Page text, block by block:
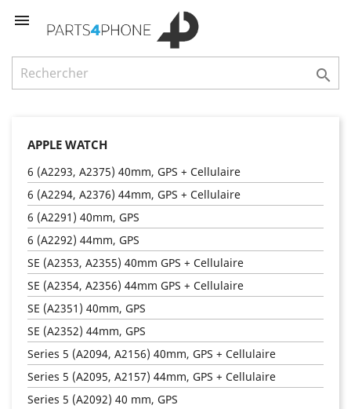


APPLE WATCH
6 (A2293, A2375) 40mm, GPS + Cellulaire
6 (A2294, A2376) 44mm, GPS + Cellulaire
6 (A2291) 40mm, GPS
6 (A2292) 44mm, GPS
SE (A2353, A2355) 40mm GPS + Cellulaire
SE (A2354, A2356) 44mm GPS + Cellulaire
SE (A2351) 40mm, GPS
SE (A2352) 44mm, GPS
Series 5 (A2094, A2156) 40mm, GPS + Cellulaire
Series 5 (A2095, A2157) 44mm, GPS + Cellulaire
Series 5 (A2092) 40 mm, GPS